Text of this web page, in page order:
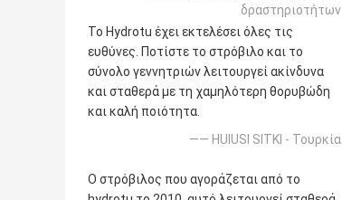
δραστηριοτήτων
Το Hydrotu έχει εκτελέσει όλες τις
ευθύνες. Ποτίστε το στρόβιλο και το
σύνολο γεννητριών λειτουργεί ακίνδυνα
και σταθερά με τη χαμηλότερη θορυβώδη
και καλή ποιότητα.
—— HUlUSI SITKI - Τουρκία
Ο στρόβιλος που αγοράζεται από το